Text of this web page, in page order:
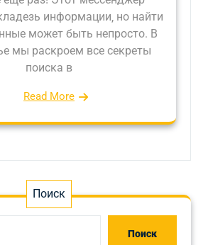
информации‚ но найти
может быть непросто. В
мы раскроем все секреты
поиска в
Read More
Поиск
Поиск